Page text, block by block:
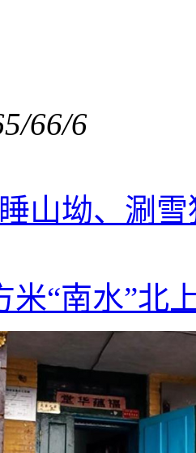
5/66/6
山坳、涮
米“南水”北